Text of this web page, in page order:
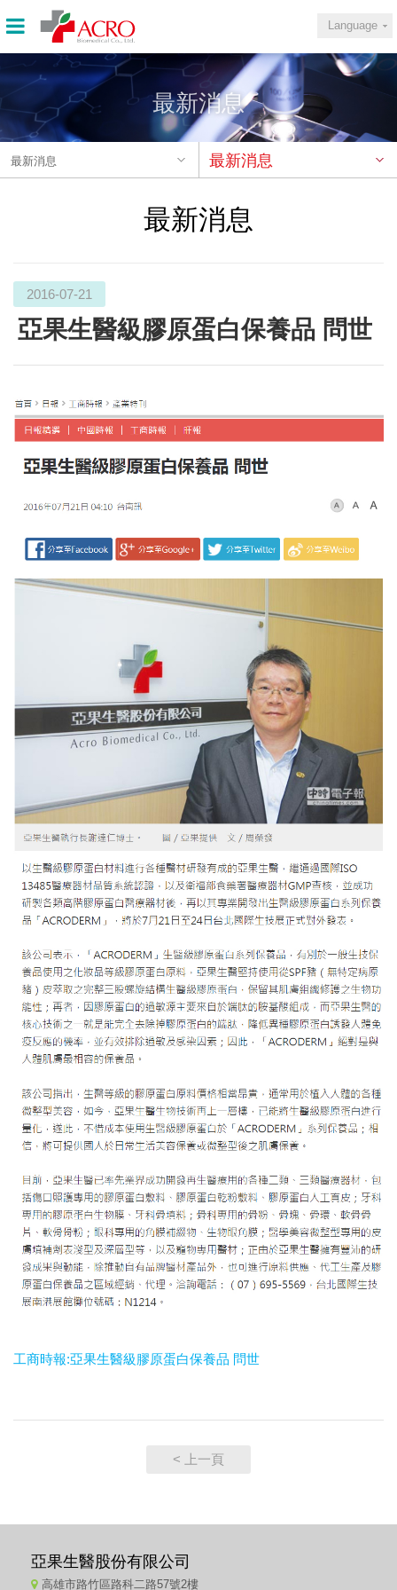
Language
最新消息
最新消息 最新消息
最新消息
2016-07-21
亞果生醫級膠原蛋白保養品 問世
工商時報:亞果生醫級膠原蛋白保養品 問世
< 上一頁
亞果生醫股份有限公司
高雄市路竹區路科二路57號2樓